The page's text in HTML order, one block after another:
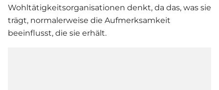
Wohltätigkeitsorganisationen denkt, da das, was sie
trägt, normalerweise die Aufmerksamkeit
beeinflusst, die sie erhält.